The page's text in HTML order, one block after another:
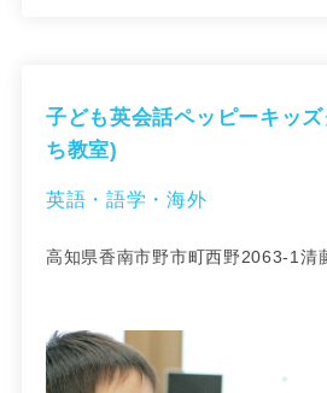
子ども英会話ペッピーキッ
ち教室)
英語・語学・海外
高知県香南市野市町西野2063-1清